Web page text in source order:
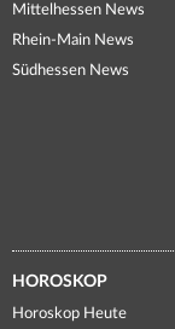
Mittelhessen News
Rhein-Main News
Südhessen News
HOROSKOP
Horoskop Heute